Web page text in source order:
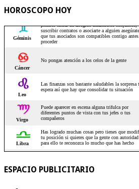
HOROSCOPO HOY
ESPACIO PUBLICITARIO